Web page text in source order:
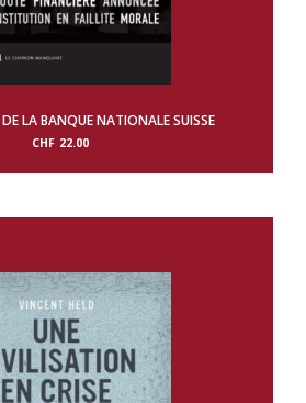
DE LA BANQUE NATIONALE SUISSE
CHF 22.00